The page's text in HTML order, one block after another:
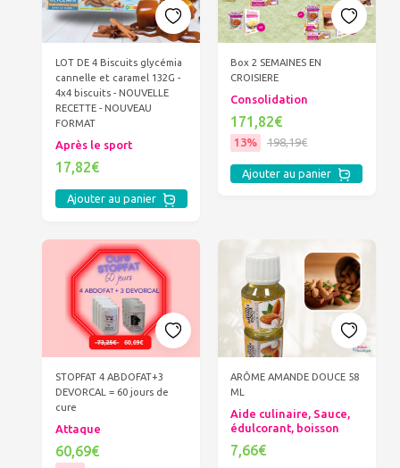
LOT DE 4 Biscuits glycémia
cannelle et caramel 132G -
4x4 biscuits - NOUVELLE
RECETTE - NOUVEAU
FORMAT
Après le sport
17,82€
Ajouter au panier
Box 2 SEMAINES EN
CROISIERE
Consolidation
171,82€
13% 198,19€
Ajouter au panier
STOPFAT 4 ABDOFAT+3
DEVORCAL = 60 jours de
cure
Attaque
60,69€
ARÔME AMANDE DOUCE 58
ML
Aide culinaire, Sauce,
édulcorant, boisson
7,66€